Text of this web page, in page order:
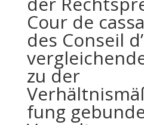
Cour de
des Conseil
zu der
fung